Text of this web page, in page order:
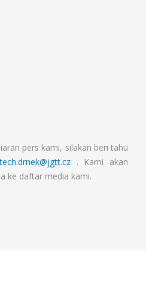
pers kami, silakan beri tahu
. Kami akan
ke daftar media kami.